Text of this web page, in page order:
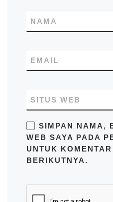
NAMA
EMAIL
SITUS WEB
SIMPAN NAMA,
WEB SAYA PADA
UNTUK KOMENTAR
BERIKUTNYA.